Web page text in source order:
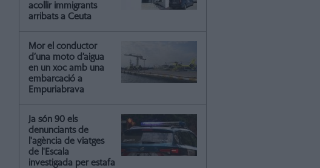
acollir immigrants
arribats a Ceuta
Mor el conductor
d’una moto d’aigua
en un xoc amb una
embarcació a
Empuriabrava
Ja són 90 els
denunciants de
l'agència de viatges
de l'Escala
investigada per estafa